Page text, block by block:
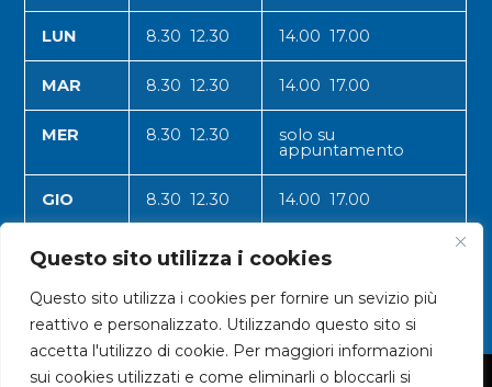
Questo sito utilizza i cookies
Questo sito utilizza i cookies per fornire un sevizio più
reattivo e personalizzato. Utilizzando questo sito si
accetta l'utilizzo di cookie. Per maggiori informazioni
sui cookies utilizzati e come eliminarli o bloccarli si
LUN 8.30 12.30 14.00 17.00
MAR 8.30 12.30 14.00 17.00
MER 8.30 12.30 solo su
appuntamento
GIO 8.30 12.30 14.00 17.00
VEN 8.30 12.30 14.00 17.00